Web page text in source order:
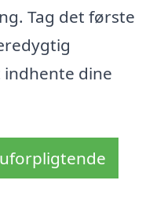
Tag det første
dine